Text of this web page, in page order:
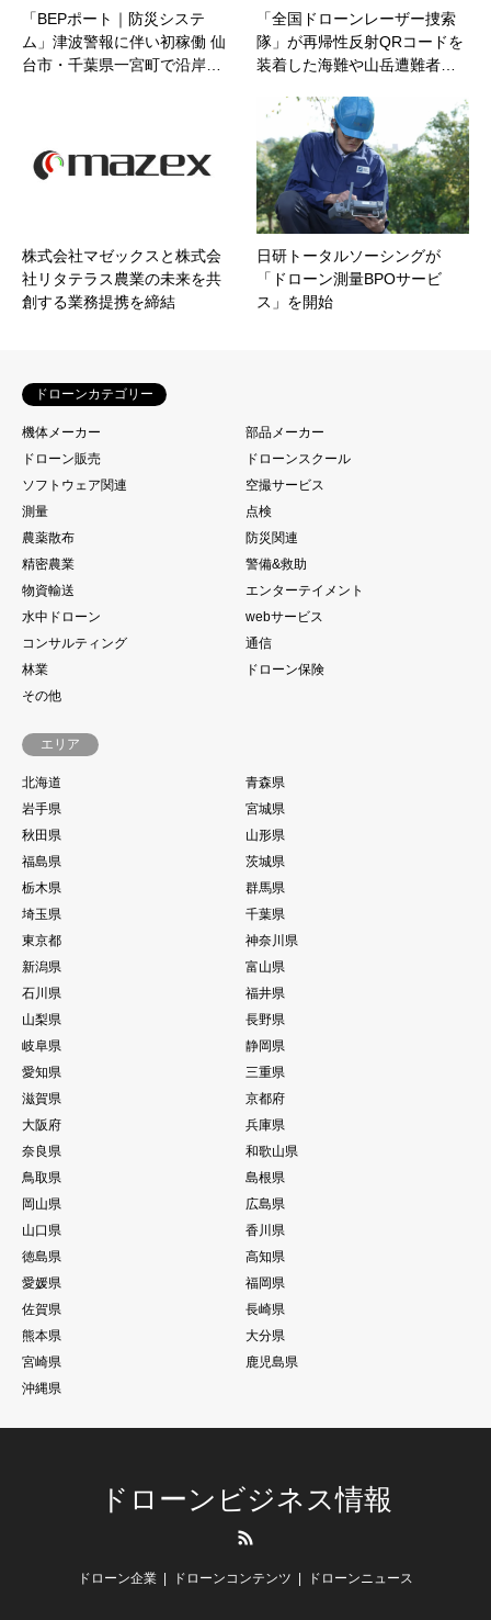
「BEPポート｜防災システ
ム」津波警報に伴い初稼働 仙
台市・千葉県一宮町で沿岸…
「全国ドローンレーザー捜索
隊」が再帰性反射QRコードを
装着した海難や山岳遭難者…
株式会社マゼックスと株式会
社リタテラス農業の未来を共
創する業務提携を締結
日研トータルソーシングが
「ドローン測量BPOサービ
ス」を開始
ドローンカテゴリー
機体メーカー
部品メーカー
ドローン販売
ドローンスクール
ソフトウェア関連
空撮サービス
測量
点検
農薬散布
防災関連
精密農業
警備&救助
物資輸送
エンターテイメント
水中ドローン
webサービス
コンサルティング
通信
林業
ドローン保険
その他
エリア
北海道
青森県
岩手県
宮城県
秋田県
山形県
福島県
茨城県
栃木県
群馬県
埼玉県
千葉県
東京都
神奈川県
新潟県
富山県
石川県
福井県
山梨県
長野県
岐阜県
静岡県
愛知県
三重県
滋賀県
京都府
大阪府
兵庫県
奈良県
和歌山県
鳥取県
島根県
岡山県
広島県
山口県
香川県
徳島県
高知県
愛媛県
福岡県
佐賀県
長崎県
熊本県
大分県
宮崎県
鹿児島県
沖縄県
ドローンビジネス情報
ドローン企業 ドローンコンテンツ ドローンニュース